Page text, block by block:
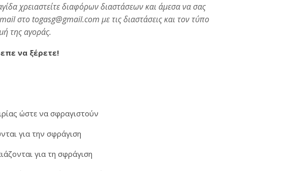
χρειαστείτε διαφόρων διαστάσεων και άμεσα να σας
στο togasg@gmail.com με τις διαστάσεις και τον τύπο
της αγοράς.
να ξέρετε!
ώστε να σφραγιστούν
για την σφράγιση
για τη σφράγιση